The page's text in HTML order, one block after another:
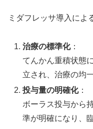
ミダフレッサ導入によ
治療の標準化：
てんかん重積状態
立され、治療の均
投与量の明確化：
ボーラス投与から
準が明確になり、